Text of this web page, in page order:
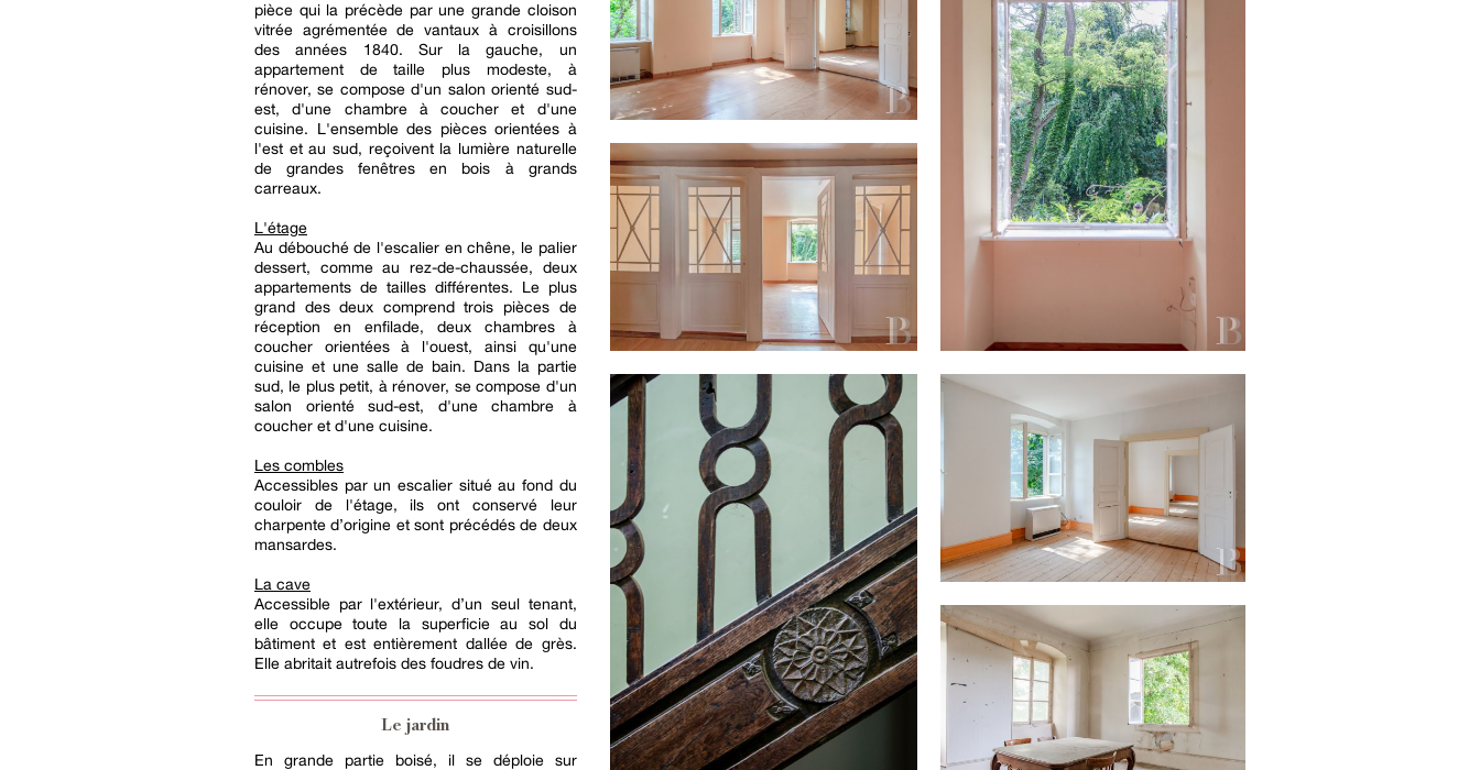
pièce qui la précède par une grande cloison
vitrée agrémentée de vantaux à croisillons
des années 1840. Sur la gauche, un
appartement de taille plus modeste, à
rénover, se compose d'un salon orienté sud-
est, d'une chambre à coucher et d'une
cuisine. L'ensemble des pièces orientées à
l'est et au sud, reçoivent la lumière naturelle
de grandes fenêtres en bois à grands
carreaux.
L'étage
Au débouché de l'escalier en chêne, le palier
dessert, comme au rez-de-chaussée, deux
appartements de tailles différentes. Le plus
grand des deux comprend trois pièces de
réception en enfilade, deux chambres à
coucher orientées à l'ouest, ainsi qu'une
cuisine et une salle de bain. Dans la partie
sud, le plus petit, à rénover, se compose d'un
salon orienté sud-est, d'une chambre à
coucher et d'une cuisine.
Les combles
Accessibles par un escalier situé au fond du
couloir de l'étage, ils ont conservé leur
charpente d’origine et sont précédés de deux
mansardes.
La cave
Accessible par l'extérieur, d’un seul tenant,
elle occupe toute la superficie au sol du
bâtiment et est entièrement dallée de grès.
Elle abritait autrefois des foudres de vin.
Le jardin
En grande partie boisé, il se déploie sur